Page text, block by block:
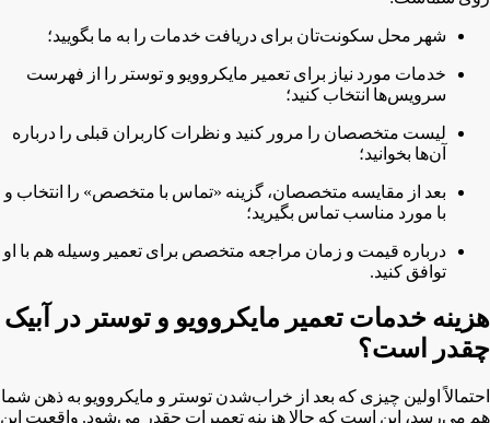
شهر محل سکونت‌تان برای دریافت خدمات را به ما بگویید؛
خدمات مورد نیاز برای تعمیر مایکروویو و توستر را از فهرست
سرویس‌ها انتخاب کنید؛
لیست متخصصان را مرور کنید و نظرات کاربران قبلی را درباره
آن‌ها بخوانید؛
بعد از مقایسه متخصصان، گزینه «تماس با متخصص» را انتخاب و
با مورد مناسب تماس بگیرید؛
درباره قیمت و زمان مراجعه متخصص برای تعمیر وسیله هم با او
توافق کنید.
هزینه خدمات تعمیر مایکروویو و توستر در آبیک
چقدر است؟
احتمالاً اولین چیزی که بعد از خراب‌شدن توستر و مایکروویو به ذهن شما
هم می‌رسد، این است که حالا هزینه تعمیرات چقدر می‌شود. واقعیت این